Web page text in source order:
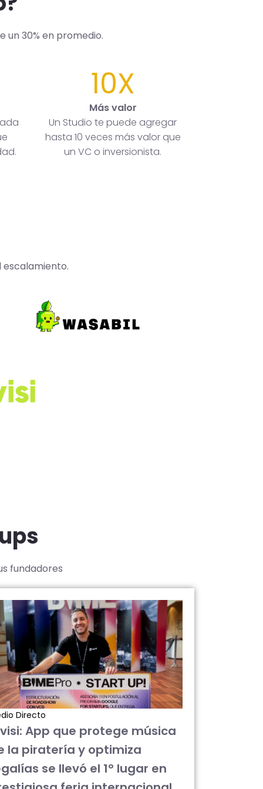
un 30% en promedio.
10X
Más valor
Un Studio te puede agregar
hasta 10 veces más valor que
un VC o inversionista.
fundadores
Directo
App que protege música
la piratería y optimiza
se llevó el 1° lugar en